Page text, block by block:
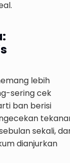
lebih
sering cek
ban berisi
sekali,
dianjurkan